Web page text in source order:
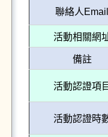
聯絡人Email
活動相關網
備註
活動認證項
活動認證時